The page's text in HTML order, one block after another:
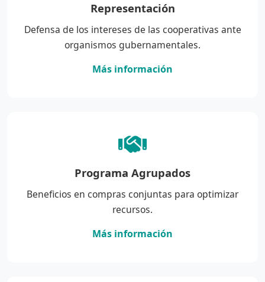
Representación
Defensa de los intereses de las cooperativas ante
organismos gubernamentales.
Más información
Programa Agrupados
Beneficios en compras conjuntas para optimizar
recursos.
Más información